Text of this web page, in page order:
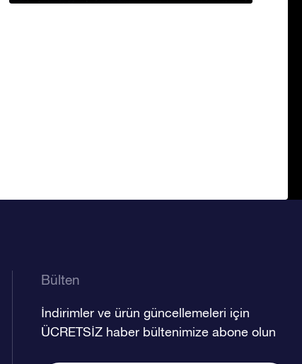
Bülten
İndirimler ve ürün güncellemeleri için
ÜCRETSİZ haber bültenimize abone olun